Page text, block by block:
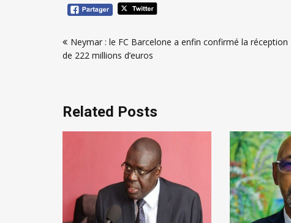
deNeymar : le FC Barcelone a enfin confirmé la réception
de 222 millions d’euros
Related Posts